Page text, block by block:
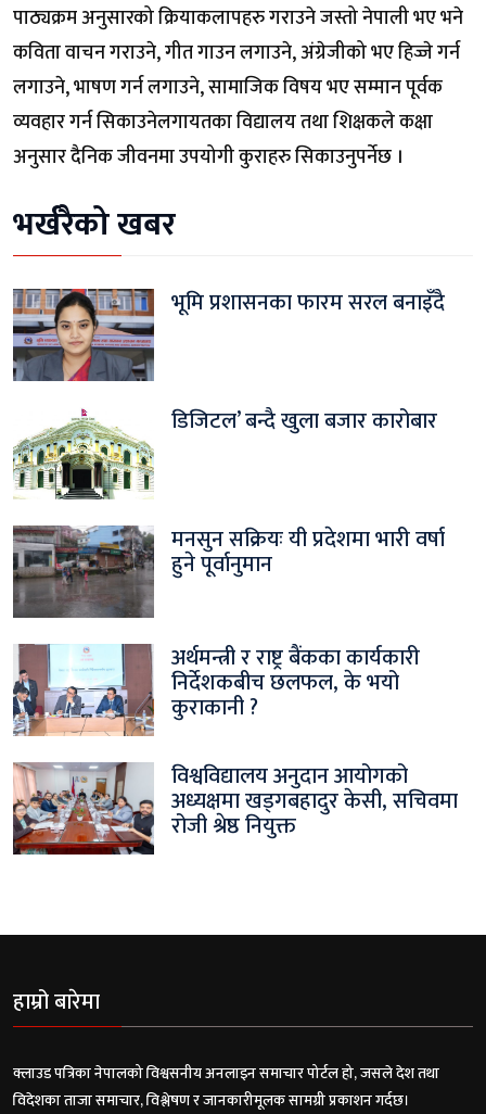
पाठ्यक्रम अनुसारको क्रियाकलापहरु गराउने जस्तो नेपाली भए भने
कविता वाचन गराउने, गीत गाउन लगाउने, अंग्रेजीको भए हिज्जे गर्न
लगाउने, भाषण गर्न लगाउने, सामाजिक विषय भए सम्मान पूर्वक
व्यवहार गर्न सिकाउनेलगायतका विद्यालय तथा शिक्षकले कक्षा
अनुसार दैनिक जीवनमा उपयोगी कुराहरु सिकाउनुपर्नेछ ।
भर्खरैको खबर
भूमि प्रशासनका फारम सरल बनाइँदै
डिजिटल’ बन्दै खुला बजार कारोबार
मनसुन सक्रियः यी प्रदेशमा भारी वर्षा
हुने पूर्वानुमान
अर्थमन्त्री र राष्ट्र बैंकका कार्यकारी
निर्देशकबीच छलफल, के भयो
कुराकानी ?
विश्वविद्यालय अनुदान आयोगको
अध्यक्षमा खड्गबहादुर केसी, सचिवमा
रोजी श्रेष्ठ नियुक्त
हाम्रो बारेमा
क्लाउड पत्रिका नेपालको विश्वसनीय अनलाइन समाचार पोर्टल हो, जसले देश तथा
विदेशका ताजा समाचार, विश्लेषण र जानकारीमूलक सामग्री प्रकाशन गर्दछ।